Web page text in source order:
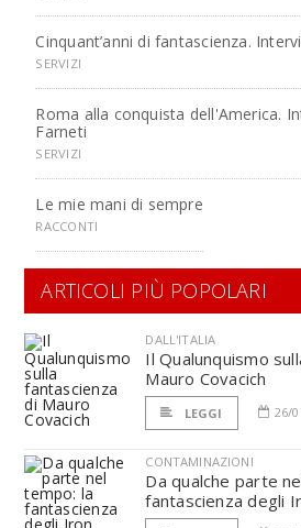
Cinquant’anni di fantascienza.
SERVIZI
Roma alla conquista dell'America.
Farneti
SERVIZI
Le mie mani di sempre
RACCONTI
ARTICOLI PIÙ POPOLARI
DALL'ITALIA
Il Qualunquismo
Mauro Covacich
LEGGI 26/
CONTAMINAZIONI
Da qualche parte
fantascienza degli